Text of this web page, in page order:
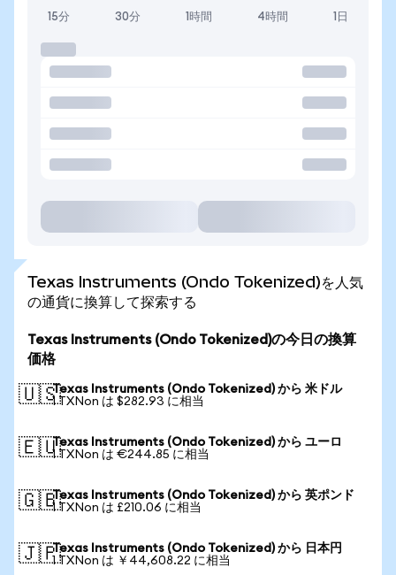
15分 30分 1時間 4時間 1日
Texas Instruments (Ondo Tokenized)を人気
の通貨に換算して探索する
Texas Instruments (Ondo Tokenized)の今日の換算
価格
🇺🇸Texas Instruments (Ondo Tokenized) から 米ドル
1 TXNon は $282.93 に相当
🇪🇺Texas Instruments (Ondo Tokenized) から ユーロ
1 TXNon は €244.85 に相当
🇬🇧Texas Instruments (Ondo Tokenized) から 英ポンド
1 TXNon は £210.06 に相当
🇯🇵Texas Instruments (Ondo Tokenized) から 日本円
1 TXNon は ￥44,608.22 に相当